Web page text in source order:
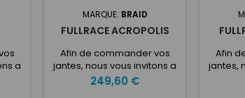
a
MARQUE: BRAID
FULLRACE ACROPOLIS
Afin de commander vos
jantes, nous vous invitons a
indiquer dans la case
PERSONNALISATION vos
Prix
249,60 €
Afin
jantes,